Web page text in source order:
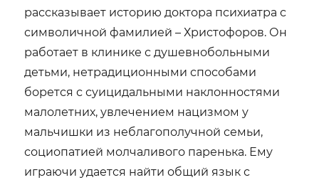
рассказывает историю доктора психиатра с
символичной фамилией – Христофоров. Он
работает в клинике с душевнобольными
детьми, нетрадиционными способами
борется с суицидальными наклонностями
малолетних, увлечением нацизмом у
мальчишки из неблагополучной семьи,
социопатией молчаливого паренька. Ему
играючи удается найти общий язык с